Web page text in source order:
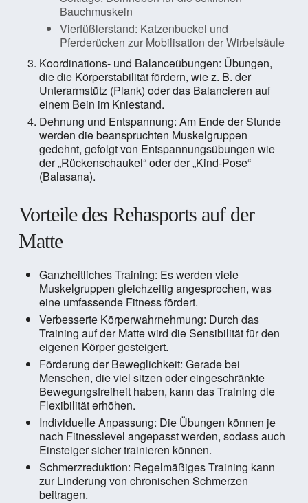
Bauchmuskeln
Vierfüßlerstand: Katzenbuckel und
Pferderücken zur Mobilisation der Wirbelsäule
Koordinations- und Balanceübungen: Übungen,
die die Körperstabilität fördern, wie z. B. der
Unterarmstütz (Plank) oder das Balancieren auf
einem Bein im Kniestand.
Dehnung und Entspannung: Am Ende der Stunde
werden die beanspruchten Muskelgruppen
gedehnt, gefolgt von Entspannungsübungen wie
der „Rückenschaukel“ oder der „Kind-Pose“
(Balasana).
Vorteile des Rehasports auf der
Matte
Ganzheitliches Training: Es werden viele
Muskelgruppen gleichzeitig angesprochen, was
eine umfassende Fitness fördert.
Verbesserte Körperwahrnehmung: Durch das
Training auf der Matte wird die Sensibilität für den
eigenen Körper gesteigert.
Förderung der Beweglichkeit: Gerade bei
Menschen, die viel sitzen oder eingeschränkte
Bewegungsfreiheit haben, kann das Training die
Flexibilität erhöhen.
Individuelle Anpassung: Die Übungen können je
nach Fitnesslevel angepasst werden, sodass auch
Einsteiger sicher trainieren können.
Schmerzreduktion: Regelmäßiges Training kann
zur Linderung von chronischen Schmerzen
beitragen.